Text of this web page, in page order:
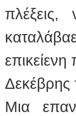
Δεκέβρης
Μια